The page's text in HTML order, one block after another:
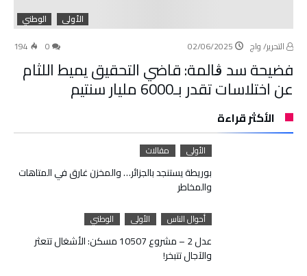
الأولى
الوطني
التحرير/ واج
02/06/2025
194
فضيحة سد ڨالمة: قاضي التحقيق يميط اللثام
عن اختلاسات تقدر بـ6000 مليار سنتيم
الأكثر قراءة
الأولى مقالات
بوريطة يستنجد بالجزائر… والمخزن غارق في المتاهات
والمخاطر
أحوال الناس الأولى الوطني
عدل 2 – مشروع 10507 مسكن: الأشغال تتعثر
والآجال تتبخر!